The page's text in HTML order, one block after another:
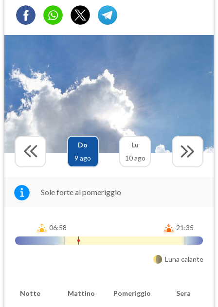
Do
9 ago
Lu
10 ago
Sole forte al pomeriggio
06:58 21:35
Luna calante
Notte Mattino Pomeriggio Sera